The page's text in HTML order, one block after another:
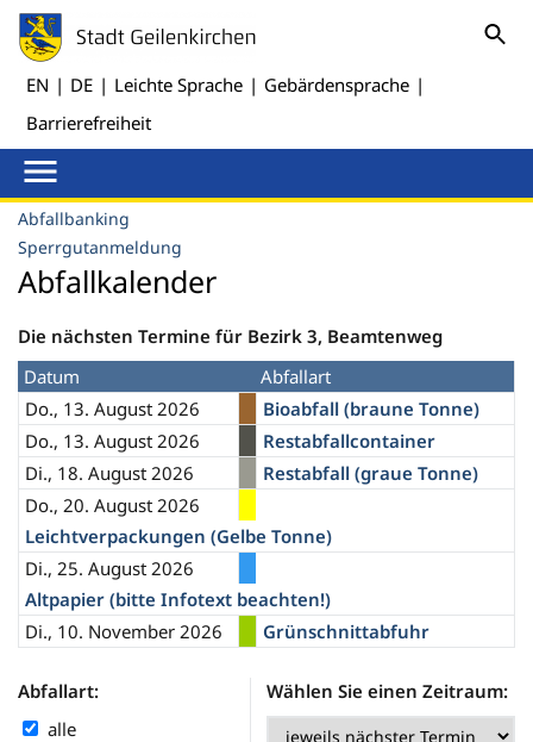
EN | DE | Leichte Sprache | Gebärdensprache |
Barrierefreiheit
Abfallbanking
Sperrgutanmeldung
Abfallkalender
Die nächsten Termine für Bezirk 3, Beamtenweg
Datum
Abfallart
Do., 13. August 2026
Bioabfall (braune Tonne)
Do., 13. August 2026
Restabfallcontainer
Di., 18. August 2026
Restabfall (graue Tonne)
Do., 20. August 2026
Leichtverpackungen (Gelbe Tonne)
Di., 25. August 2026
Altpapier (bitte Infotext beachten!)
Di., 10. November 2026
Grünschnittabfuhr
Abfallart:
alle
Wählen Sie einen Zeitraum: